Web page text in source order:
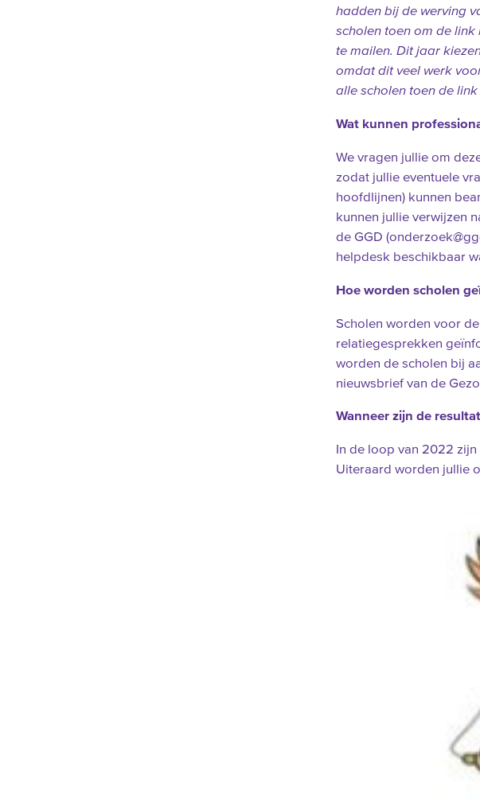
hadden bij de werving
scholen toen om de
te mailen. Dit jaar
omdat dit veel werk
alle scholen toen de
Wat kunnen
We vragen jullie om
zodat jullie eventuele
hoofdlijnen) kunnen
kunnen jullie verwijzen
de GGD
helpdesk beschikbaar
Hoe worden scholen
Scholen worden voor
relatiegesprekken
worden de scholen bij
nieuwsbrief van de
Wanneer zijn de
In de loop van 2022
Uiteraard worden jullie